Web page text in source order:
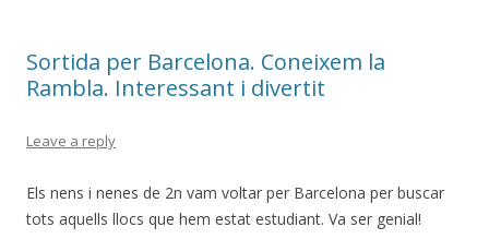
Sortida per Barcelona. Coneixem la
Rambla. Interessant i divertit
Leave a reply
Els nens i nenes de 2n vam voltar per Barcelona per buscar
tots aquells llocs que hem estat estudiant. Va ser genial!